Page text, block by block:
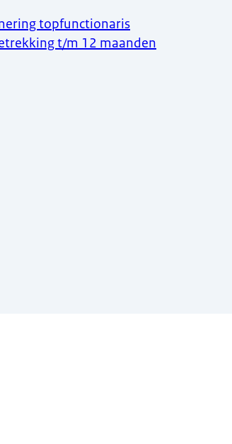
topfunctionaris
t/m 12 maanden